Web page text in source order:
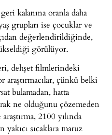
kalanına oranla daha
grupları ise çocuklar ve
değerlendirildiğinde,
görülüyor.
dehşet filmlerindeki
araştırmacılar, çünkü belki
bulamadan, hatta
ne olduğunu çözemeden
2100 yılında
sıcaklara maruz